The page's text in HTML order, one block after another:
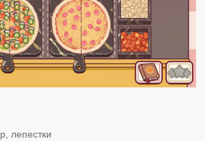
лепестки